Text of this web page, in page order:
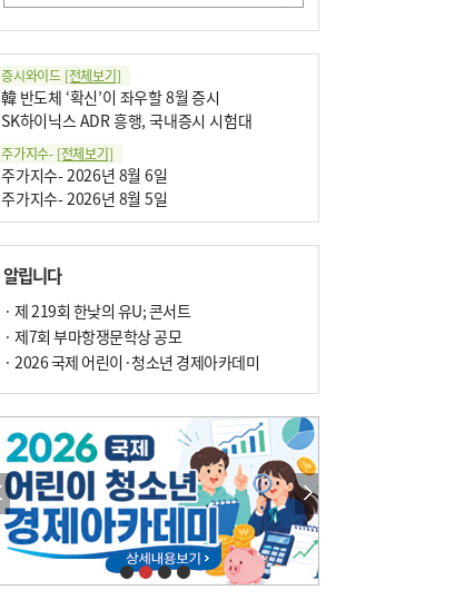
증시와이드 [전체보기]
韓 반도체 ‘확신’이 좌우할 8월 증시
SK하이닉스 ADR 흥행, 국내증시 시험대
주가지수- [전체보기]
주가지수- 2026년 8월 6일
주가지수- 2026년 8월 5일
알립니다
· 제 219회 한낮의 유U; 콘서트
· 제7회 부마항쟁문학상 공모
· 2026 국제 어린이·청소년 경제아카데미